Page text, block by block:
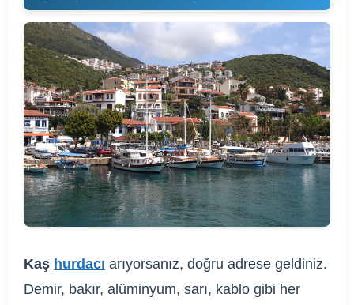
Kaş hurdacı arıyorsanız, doğru adrese geldiniz.
Demir, bakır, alüminyum, sarı, kablo gibi her